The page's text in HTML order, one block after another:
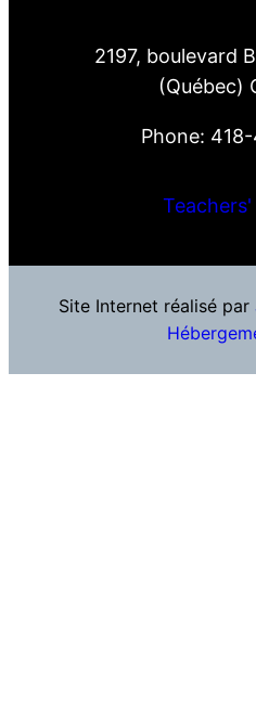
2197, boulevard
(Québec)
Phone:
Site Internet réalisé par